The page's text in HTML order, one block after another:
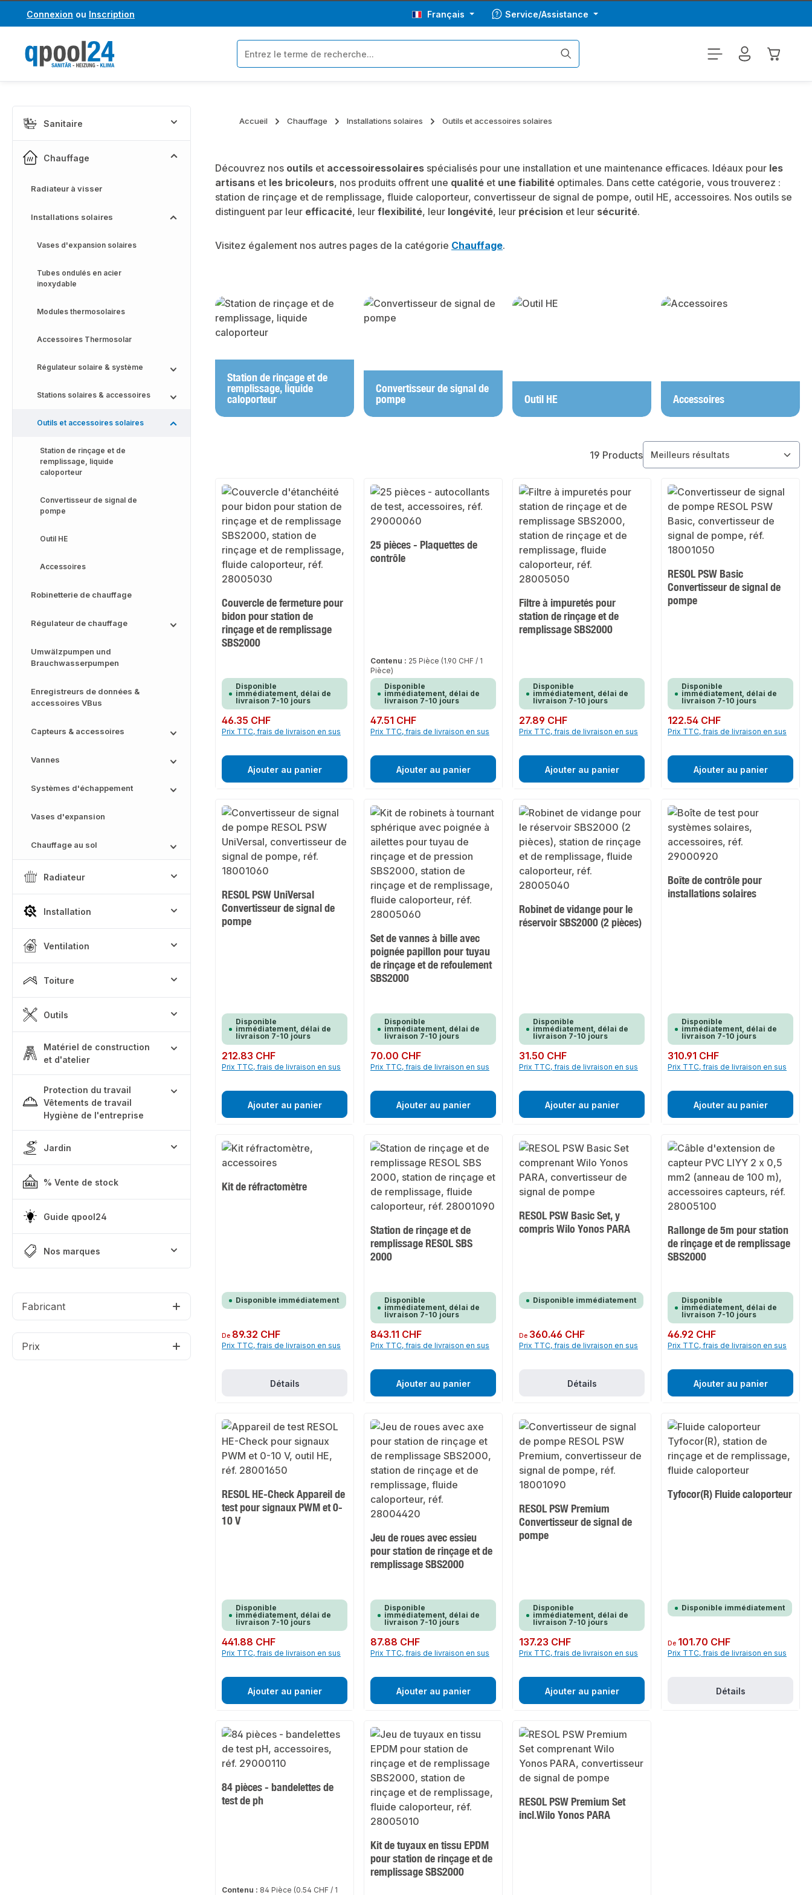
au contenu principal
Passer à la recherche
Connexion ou Inscription Français Service/Assistance
Le
Sanitaire
Chauffage
Radiateur à visser
Installations solaires
Vases d'expansion solaires
Tubes ondulés en acier
inoxydable
Modules thermosolaires
Accessoires Thermosolar
Régulateur solaire & système
Stations solaires & accessoires
Outils et accessoires solaires
Station de rinçage et de
remplissage, liquide
caloporteur
Convertisseur de signal de
pompe
Outil HE
Accessoires
Robinetterie de chauffage
Régulateur de chauffage
Umwälzpumpen und
Brauchwasserpumpen
Enregistreurs de données &
accessoires VBus
Capteurs & accessoires
Vannes
Systèmes d'échappement
Vases d'expansion
Chauffage au sol
Radiateur
Installation
Ventilation
Toiture
Outils
Matériel de construction
et d'atelier
Protection du travail
Vêtements de travail
Hygiène de l'entreprise
Jardin
% Vente de stock
Guide qpool24
Nos marques
Fabricant
Prix
Accueil Chauffage Installations solaires Outils et accessoires solaires
Découvrez nos outils et accessoiressolaires spécialisés pour une installation et une maintenance efficaces. Idéaux pour les
artisans et les bricoleurs, nos produits offrent une qualité et une fiabilité optimales. Dans cette catégorie, vous trouverez :
station de rinçage et de remplissage, fluide caloporteur, convertisseur de signal de pompe, outil HE, accessoires. Nos outils se
distinguent par leur efficacité, leur flexibilité, leur longévité, leur précision et leur sécurité.
Visitez également nos autres pages de la catégorie Chauffage.
Skip category gallery
Station de rinçage et de
remplissage, liquide
caloporteur
Convertisseur de signal de
pompe
Outil HE Accessoires
19 Products
Couvercle de fermeture pour
bidon pour station de
rinçage et de remplissage
SBS2000
Disponible
immédiatement, délai de
livraison 7-10 jours
Prix régulier :
46.35 CHF
Prix TTC, frais de livraison en sus
Ajouter au panier
25 pièces - Plaquettes de
contrôle
Contenu : 25 Pièce (1.90 CHF / 1
Pièce)
Disponible
immédiatement, délai de
livraison 7-10 jours
Prix régulier :
47.51 CHF
Prix TTC, frais de livraison en sus
Ajouter au panier
Filtre à impuretés pour
station de rinçage et de
remplissage SBS2000
Disponible
immédiatement, délai de
livraison 7-10 jours
Prix régulier :
27.89 CHF
Prix TTC, frais de livraison en sus
Ajouter au panier
RESOL PSW Basic
Convertisseur de signal de
pompe
Disponible
immédiatement, délai de
livraison 7-10 jours
Prix régulier :
122.54 CHF
Prix TTC, frais de livraison en sus
Ajouter au panier
RESOL PSW UniVersal
Convertisseur de signal de
pompe
Disponible
immédiatement, délai de
livraison 7-10 jours
Prix régulier :
212.83 CHF
Prix TTC, frais de livraison en sus
Ajouter au panier
Set de vannes à bille avec
poignée papillon pour tuyau
de rinçage et de refoulement
SBS2000
Disponible
immédiatement, délai de
livraison 7-10 jours
Prix régulier :
70.00 CHF
Prix TTC, frais de livraison en sus
Ajouter au panier
Robinet de vidange pour le
réservoir SBS2000 (2 pièces)
Disponible
immédiatement, délai de
livraison 7-10 jours
Prix régulier :
31.50 CHF
Prix TTC, frais de livraison en sus
Ajouter au panier
Boîte de contrôle pour
installations solaires
Disponible
immédiatement, délai de
livraison 7-10 jours
Prix régulier :
310.91 CHF
Prix TTC, frais de livraison en sus
Ajouter au panier
Kit de réfractomètre
Disponible immédiatement
Prix régulier :
De 89.32 CHF
Prix TTC, frais de livraison en sus
Détails
Station de rinçage et de
remplissage RESOL SBS
2000
Disponible
immédiatement, délai de
livraison 7-10 jours
Prix régulier :
843.11 CHF
Prix TTC, frais de livraison en sus
Ajouter au panier
RESOL PSW Basic Set, y
compris Wilo Yonos PARA
Disponible immédiatement
Prix régulier :
De 360.46 CHF
Prix TTC, frais de livraison en sus
Détails
Rallonge de 5m pour station
de rinçage et de remplissage
SBS2000
Disponible
immédiatement, délai de
livraison 7-10 jours
Prix régulier :
46.92 CHF
Prix TTC, frais de livraison en sus
Ajouter au panier
RESOL HE-Check Appareil de
test pour signaux PWM et 0-
10 V
Disponible
immédiatement, délai de
livraison 7-10 jours
Prix régulier :
441.88 CHF
Prix TTC, frais de livraison en sus
Ajouter au panier
Jeu de roues avec essieu
pour station de rinçage et de
remplissage SBS2000
Disponible
immédiatement, délai de
livraison 7-10 jours
Prix régulier :
87.88 CHF
Prix TTC, frais de livraison en sus
Ajouter au panier
RESOL PSW Premium
Convertisseur de signal de
pompe
Disponible
immédiatement, délai de
livraison 7-10 jours
Prix régulier :
137.23 CHF
Prix TTC, frais de livraison en sus
Ajouter au panier
Tyfocor(R) Fluide caloporteur
Disponible immédiatement
Prix régulier :
De 101.70 CHF
Prix TTC, frais de livraison en sus
Détails
84 pièces - bandelettes de
test de ph
Contenu : 84 Pièce (0.54 CHF / 1
Kit de tuyaux en tissu EPDM
pour station de rinçage et de
remplissage SBS2000
RESOL PSW Premium Set
incl.Wilo Yonos PARA